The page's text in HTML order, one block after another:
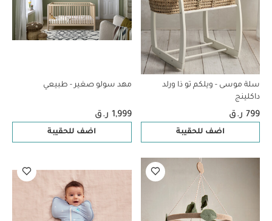
سلة موسى - ويلكم تو ذا ورلد
داكلينج
799 ر.ق
اضف للحقيبة
مهد سولو صغير - طبيعي
1,999 ر.ق
اضف للحقيبة